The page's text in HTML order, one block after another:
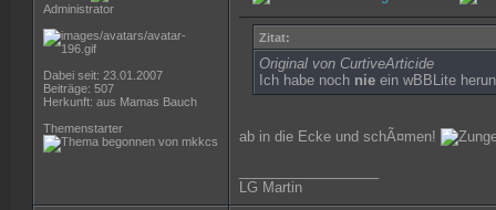
Administrator
Dabei seit: 23.01.2007
Beiträge: 507
Herkunft: aus Mamas Bauch
Themenstarter
Zitat:
Original von CurtiveArticide
Ich habe noch nieein wBBLite
ab in die Ecke und schÃ¤men!
LG Martin